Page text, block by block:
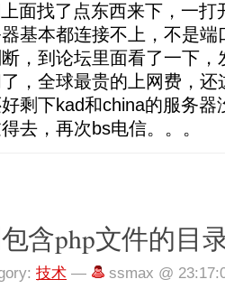
面找了点东西来下，一打
基本都连接不上，不是
，到论坛里面看了一下，
，全球最贵的上网费，还
剩下kad和china的服务器
去，再次bs电信。。。
含php文件的目
技术 — ssmax @